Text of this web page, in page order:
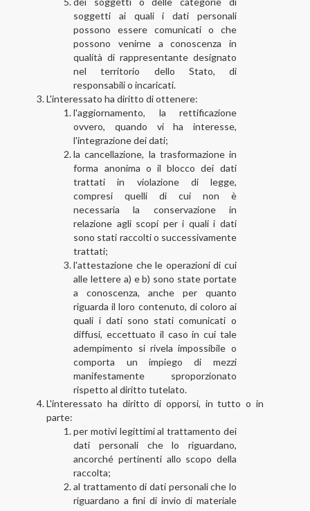
soggetti ai quali i dati personali
possono essere comunicati o che
possono venirne a conoscenza in
qualità di rappresentante designato
nel territorio dello Stato, di
responsabili o incaricati.
L'interessato ha diritto di ottenere:
l'aggiornamento, la rettificazione
ovvero, quando vi ha interesse,
l'integrazione dei dati;
la cancellazione, la trasformazione in
forma anonima o il blocco dei dati
trattati in violazione di legge,
compresi quelli di cui non è
necessaria la conservazione in
relazione agli scopi per i quali i dati
sono stati raccolti o successivamente
trattati;
l'attestazione che le operazioni di cui
alle lettere a) e b) sono state portate
a conoscenza, anche per quanto
riguarda il loro contenuto, di coloro ai
quali i dati sono stati comunicati o
diffusi, eccettuato il caso in cui tale
adempimento si rivela impossibile o
comporta un impiego di mezzi
manifestamente sproporzionato
rispetto al diritto tutelato.
L'interessato ha diritto di opporsi, in tutto o in
parte:
per motivi legittimi al trattamento dei
dati personali che lo riguardano,
ancorché pertinenti allo scopo della
raccolta;
al trattamento di dati personali che lo
riguardano a fini di invio di materiale